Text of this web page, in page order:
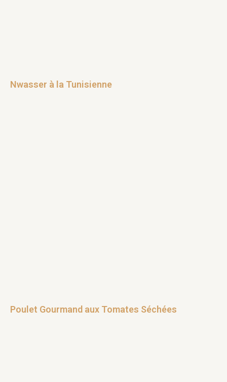
Nwasser à la Tunisienne
Poulet Gourmand aux Tomates Séchées